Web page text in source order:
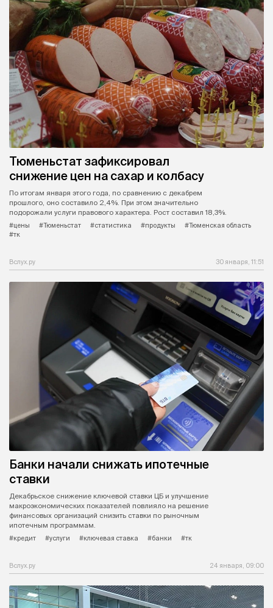
Тюменьстат зафиксировал
снижение цен на сахар и колбасу
По итогам января этого года, по сравнению с декабрем
прошлого, оно составило 2,4%. При этом значительно
подорожали услуги правового характера. Рост составил 18,3%.
#цены
#Тюменьстат #статистика #продукты
#Тюменская область
#тк
Вслух.ру 30 января, 11:51
Банки начали снижать ипотечные
ставки
Декабрьское снижение ключевой ставки ЦБ и улучшение
макроэкономических показателей повлияло на решение
финансовых организаций снизить ставки по рыночным
ипотечным программам.
#кредит
#услуги #ключевая ставка #банки #тк
Вслух.ру 24 января, 09:00